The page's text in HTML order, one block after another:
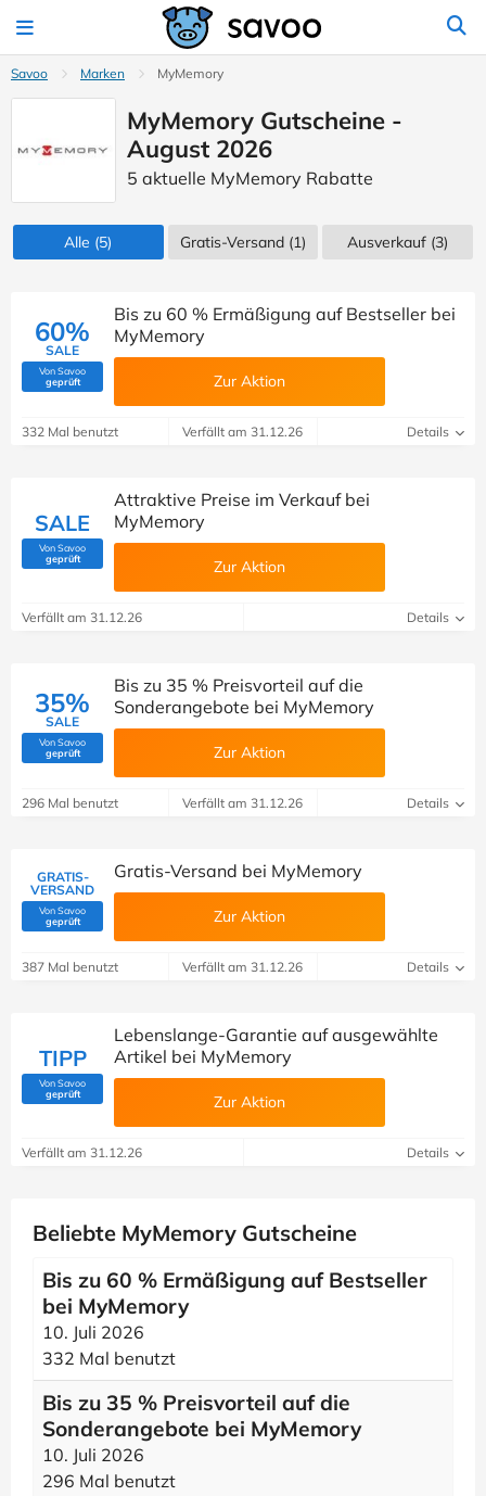
Savoo Marken MyMemory
MyMemory Gutscheine -
August 2026
5 aktuelle MyMemory Rabatte
Alle (5) Gratis-Versand (1) Ausverkauf (3)
60%
SALE
Von Savoo
geprüft(Von Savoo geprüft)
Bis zu 60 % Ermäßigung auf Bestseller bei
MyMemory
Zur Aktion
332 Mal benutzt Verfällt am 31.12.26 Details
SALE
Von Savoo
geprüft(Von Savoo geprüft)
Attraktive Preise im Verkauf bei
MyMemory
Zur Aktion
Verfällt am 31.12.26 Details
35%
SALE
Von Savoo
geprüft(Von Savoo geprüft)
Bis zu 35 % Preisvorteil auf die
Sonderangebote bei MyMemory
Zur Aktion
296 Mal benutzt Verfällt am 31.12.26 Details
GRATIS-
VERSAND
Von Savoo
geprüft(Von Savoo geprüft)
Gratis-Versand bei MyMemory
Zur Aktion
387 Mal benutzt Verfällt am 31.12.26 Details
TIPP
Von Savoo
geprüft(Von Savoo geprüft)
Lebenslange-Garantie auf ausgewählte
Artikel bei MyMemory
Zur Aktion
Verfällt am 31.12.26 Details
Beliebte MyMemory Gutscheine
Bis zu 60 % Ermäßigung auf Bestseller
bei MyMemory
10. Juli 2026
332 Mal benutzt
Bis zu 35 % Preisvorteil auf die
Sonderangebote bei MyMemory
10. Juli 2026
296 Mal benutzt